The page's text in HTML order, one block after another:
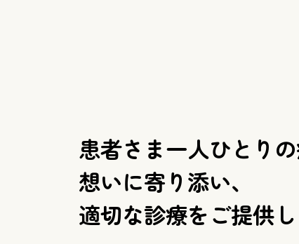
患者さま一人ひとり
想いに寄り添い、
適切な診療をご提供